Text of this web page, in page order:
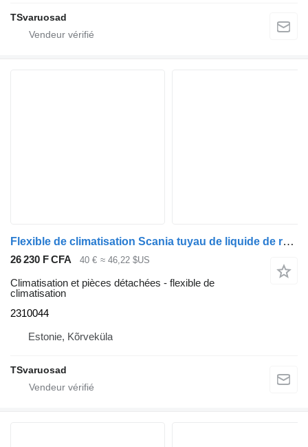
TSvaruosad
Flexible de climatisation Scania tuyau de liquide de refroidissement 2310044 pour tracteur routier Scania R410
26 230 F CFA 40 € ≈ 46,22 $US
Climatisation et pièces détachées - flexible de
climatisation
2310044
Estonie, Kõrveküla
TSvaruosad